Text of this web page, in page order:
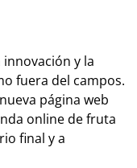
y la
fuera del campos.
página web
online de fruta
final y a